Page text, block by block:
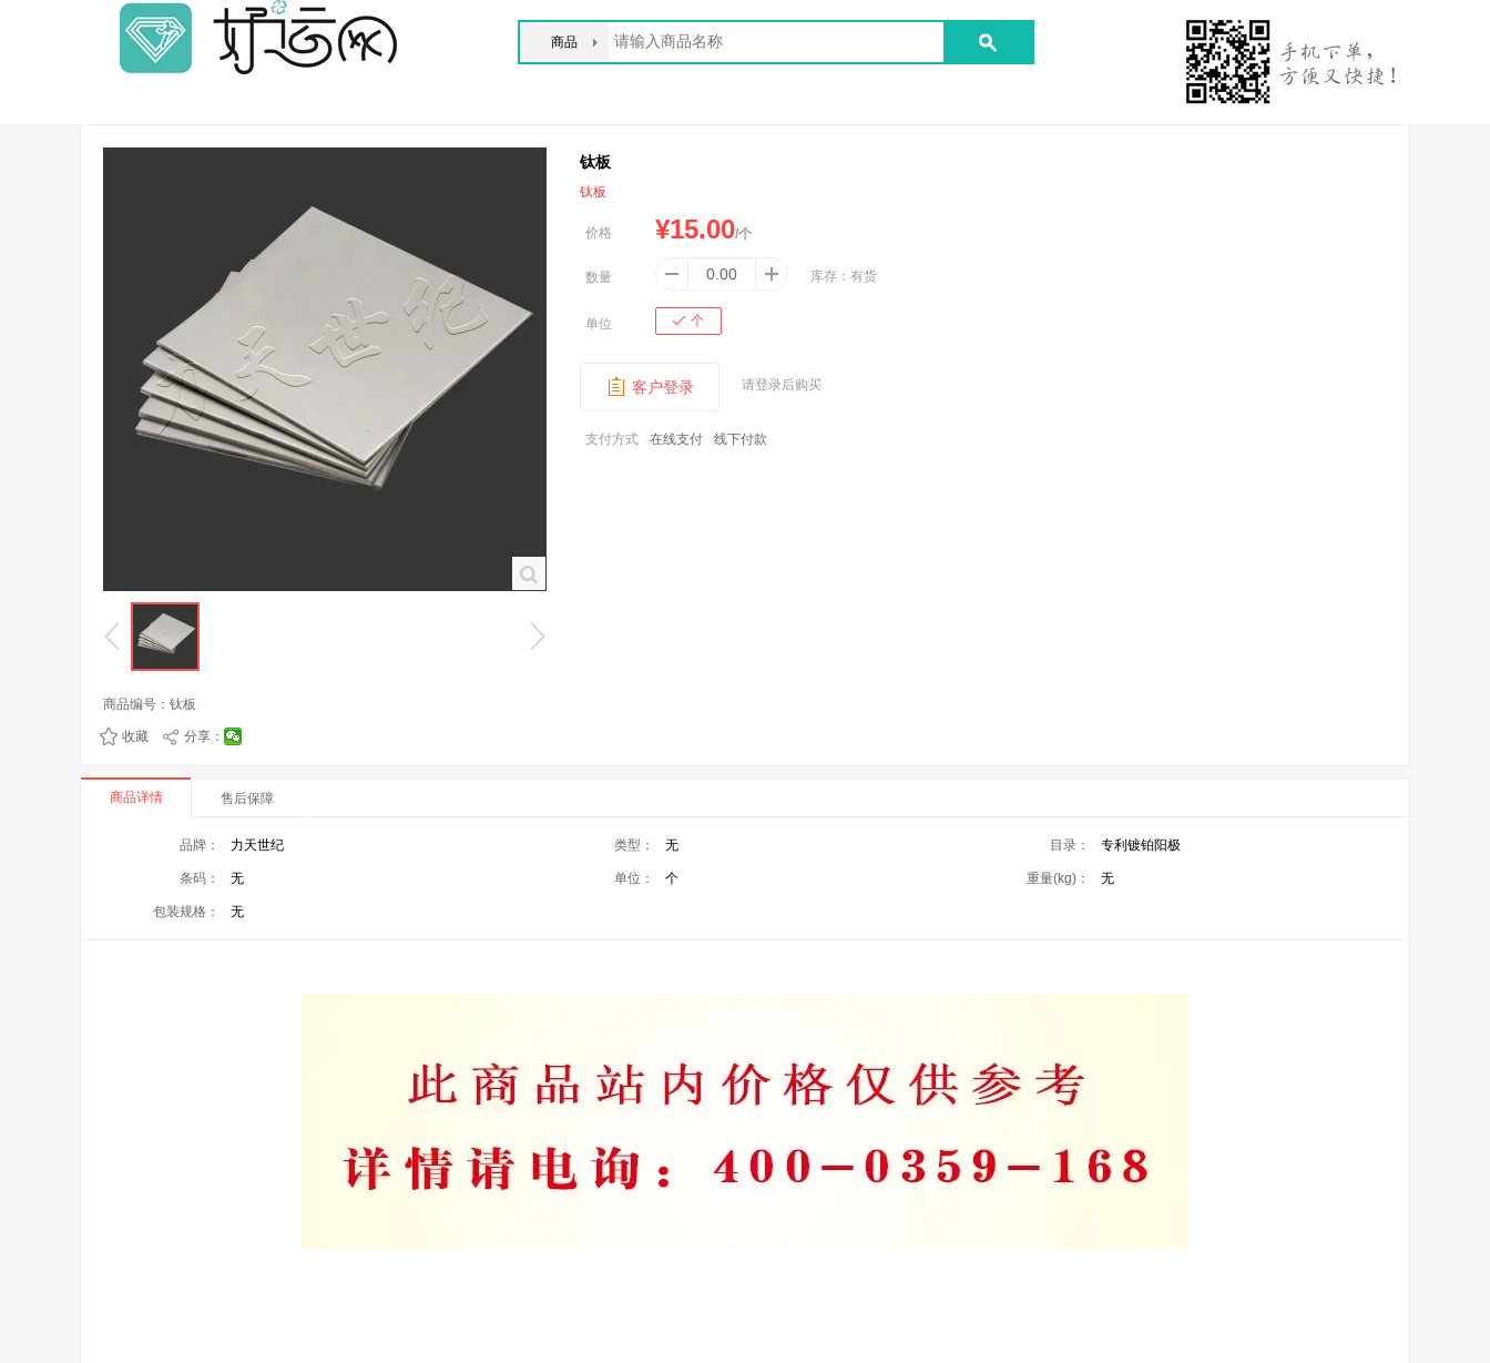
商品
商品编号： 钛板
收藏 分享：
钛板
钛板
价格 ¥15.00/个
数量 库存： 有货
单位 个
客户登录 请登录后购买
支付方式 在线支付 线下付款
商品详情 售后保障
品牌： 力天世纪 类型： 无 目录： 专利镀铂阳极
条码： 无 单位： 个 重量(kg)： 无
包装规格： 无